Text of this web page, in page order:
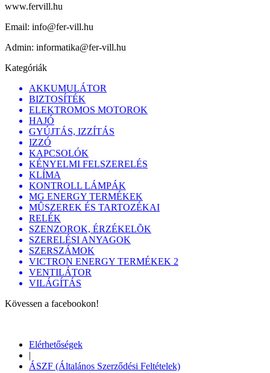
www.fervill.hu
Email: info@fer-vill.hu
Admin: informatika@fer-vill.hu
Kategóriák
AKKUMULÁTOR
BIZTOSÍTÉK
ELEKTROMOS MOTOROK
HAJÓ
GYÚJTÁS, IZZÍTÁS
IZZÓ
KAPCSOLÓK
KÉNYELMI FELSZERELÉS
KLÍMA
KONTROLL LÁMPÁK
MG ENERGY TERMÉKEK
MÛSZEREK ÉS TARTOZÉKAI
RELÉK
SZENZOROK, ÉRZÉKELÕK
SZERELÉSI ANYAGOK
SZERSZÁMOK
VICTRON ENERGY TERMÉKEK 2
VENTILÁTOR
VILÁGÍTÁS
Kövessen a facebookon!
Elérhetőségek
|
ÁSZF (Általános Szerződési Feltételek)